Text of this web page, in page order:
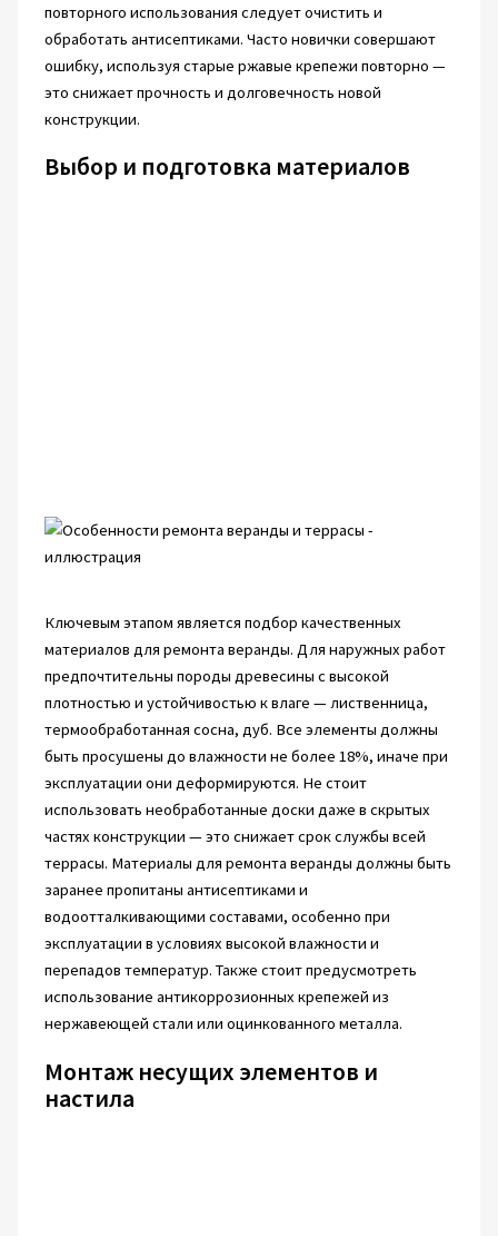
повторного использования следует очистить и
обработать антисептиками. Часто новички совершают
ошибку, используя старые ржавые крепежи повторно —
это снижает прочность и долговечность новой
конструкции.
Выбор и подготовка материалов
Ключевым этапом является подбор качественных
материалов для ремонта веранды. Для наружных работ
предпочтительны породы древесины с высокой
плотностью и устойчивостью к влаге — лиственница,
термообработанная сосна, дуб. Все элементы должны
быть просушены до влажности не более 18%, иначе при
эксплуатации они деформируются. Не стоит
использовать необработанные доски даже в скрытых
частях конструкции — это снижает срок службы всей
террасы. Материалы для ремонта веранды должны быть
заранее пропитаны антисептиками и
водоотталкивающими составами, особенно при
эксплуатации в условиях высокой влажности и
перепадов температур. Также стоит предусмотреть
использование антикоррозионных крепежей из
нержавеющей стали или оцинкованного металла.
Монтаж несущих элементов и
настила